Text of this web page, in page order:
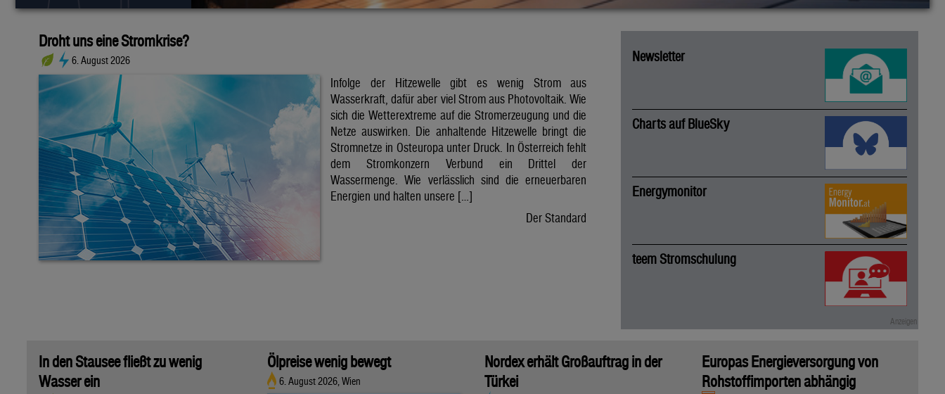
Droht uns eine Stromkrise?
6. August 2026
Infolge der Hitzewelle gibt es wenig Strom aus
Wasserkraft, dafür aber viel Strom aus Photovoltaik. Wie
sich die Wetterextreme auf die Stromerzeugung und die
Netze auswirken. Die anhaltende Hitzewelle bringt die
Stromnetze in Osteuropa unter Druck. In Österreich fehlt
dem Stromkonzern Verbund ein Drittel der
Wassermenge. Wie verlässlich sind die erneuerbaren
Energien und halten unsere […]
Der Standard
Newsletter
Charts auf BlueSky
Energymonitor
teem Stromschulung
In den Stausee fließt zu wenig
Wasser ein
Ölpreise wenig bewegt
6. August 2026, Wien
Nordex erhält Großauftrag in der
Türkei
Europas Energieversorgung von
Rohstoffimporten abhängig